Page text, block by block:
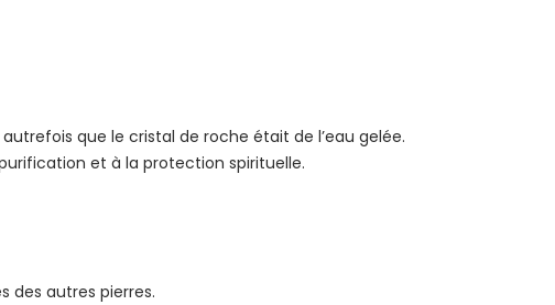
que le cristal de roche était de l’eau gelée.
et à la protection spirituelle.
des autres pierres.